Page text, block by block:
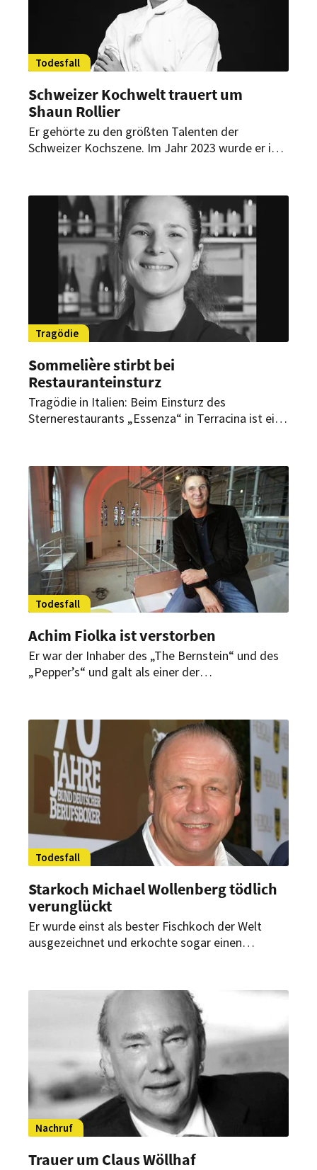
Todesfall
Schweizer Kochwelt trauert um
Shaun Rollier
Er gehörte zu den größten Talenten der
Schweizer Kochszene. Im Jahr 2023 wurde er in
Tragödie
Sommelière stirbt bei
Restauranteinsturz
Tragödie in Italien: Beim Einsturz des
Sternerestaurants „Essenza“ in Terracina ist eine
dem Haus zu fliehen, wie italienische Medien
berichten.
Todesfall
Achim Fiolka ist verstorben
Er war der Inhaber des „The Bernstein“ und des
„Pepper’s“ und galt als einer der
gestorben.
Todesfall
Starkoch Michael Wollenberg tödlich
verunglückt
Er wurde einst als bester Fischkoch der Welt
ausgezeichnet und erkochte sogar einen
verunglückte der Spitzenkoch Michael
Wollenberg tödlich.
Nachruf
Trauer um Claus Wöllhaf